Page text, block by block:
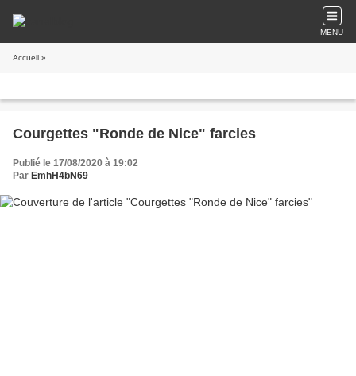
MENU
Accueil »
Courgettes "Ronde de Nice" farcies
Publié le 17/08/2020 à 19:02
Par EmhH4bN69